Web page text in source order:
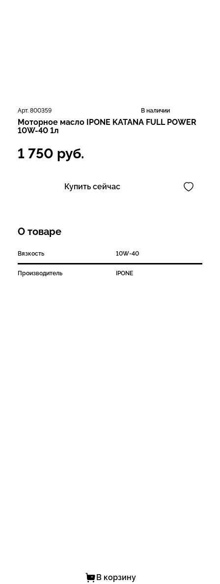
Арт. 800359 В наличии
Моторное масло IPONE KATANA FULL POWER
10W-40 1л
1 750 руб.
Купить сейчас
О товаре
Вязкость 10W-40
Производитель IPONE
В корзину